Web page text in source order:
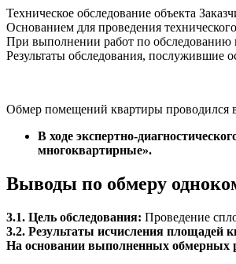
Техническое обследование объекта
Основанием для проведения
При выполнении работ по обследованию
Результаты обследования, послужившие
Обмер помещений квартиры проводился
В ходе экспертно-
многоквартирные».
Выводы по обмеру
3.1. Цель обследования: Проведение
3.2. Результаты исчисления
На основании выполненных обмерных